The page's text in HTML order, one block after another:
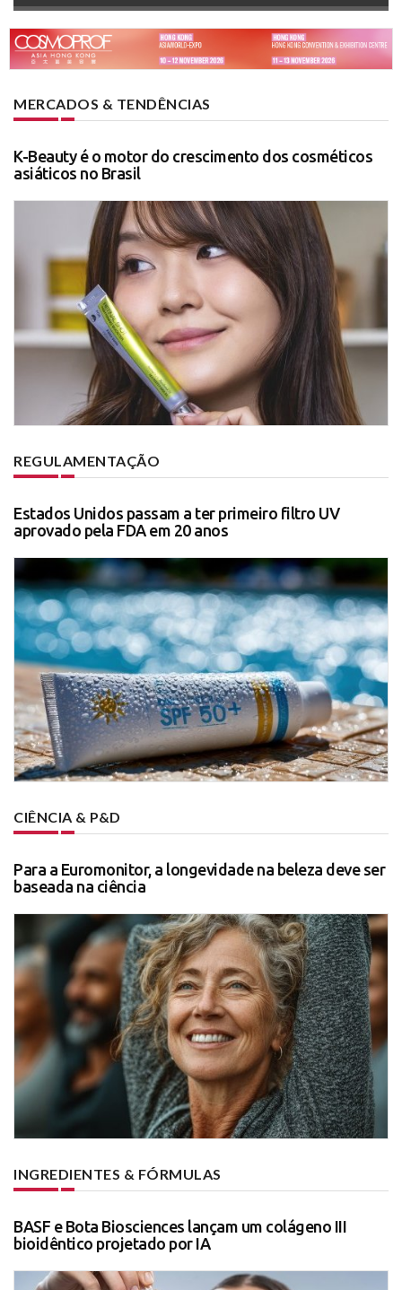
MERCADOS & TENDÊNCIAS
K-Beauty é o motor do crescimento dos cosméticos
asiáticos no Brasil
REGULAMENTAÇÃO
Estados Unidos passam a ter primeiro filtro UV
aprovado pela FDA em 20 anos
CIÊNCIA & P&D
Para a Euromonitor, a longevidade na beleza deve ser
baseada na ciência
INGREDIENTES & FÓRMULAS
BASF e Bota Biosciences lançam um colágeno III
bioidêntico projetado por IA